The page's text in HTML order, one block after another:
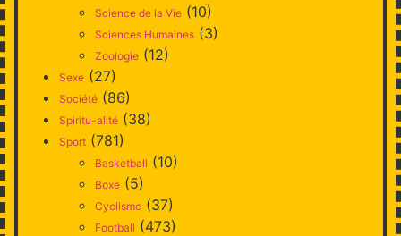
Science de la Vie (10)
Sciences Humaines (3)
Zoologie (12)
Sexe (27)
Société (86)
Spiritu-alité (38)
Sport (781)
Basketball (10)
Boxe (5)
Cyclisme (37)
Football (473)